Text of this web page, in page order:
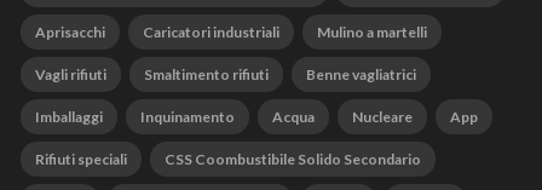
Aprisacchi Caricatori industriali Mulino a martelli
Vagli rifiuti Smaltimento rifiuti Benne vagliatrici
Imballaggi Inquinamento Acqua Nucleare App
Rifiuti speciali CSS Coombustibile Solido Secondario